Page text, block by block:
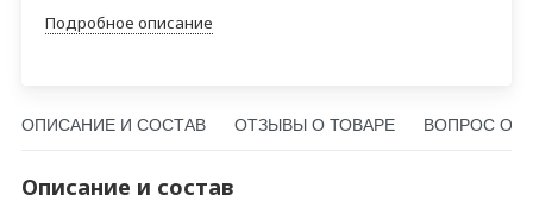
Подробное описание
ОПИСАНИЕ И СОСТАВ ОТЗЫВЫ О ТОВАРЕ ВОПРОС О
Описание и состав